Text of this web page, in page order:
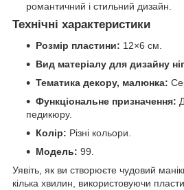
романтичний і стильний дизайн.
Технічні характеристики
Розмір пластини: 12×6 см.
Вид матеріалу для дизайну
Тематика декору, малюнка:
Функціональне призначення:
педикюру.
Колір: Різні кольори.
Модель: 99.
Уявіть, як ви створюєте чудовий
кілька хвилин, використовуючи